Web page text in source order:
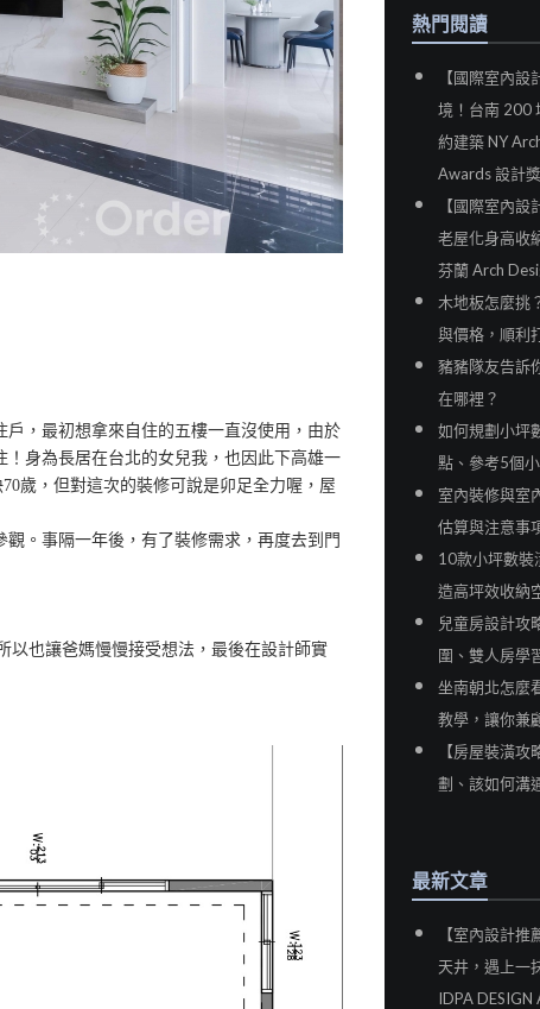
，最初想拿來自住的五樓一直沒使用，由於
身為長居在台北的女兒我，也因此下高雄一
歲，但對這次的裝修可說是卯足全力喔，屋
。事隔一年後，有了裝修需求，再度去到門
以也讓爸媽慢慢接受想法，最後在設計師實
熱門閱讀
【國際室內
境！台南 200
約建築 NY
Awards 設計獎
【國際室內
老屋化身高收
芬蘭 Arch
木地板怎麼挑
與價格，順利
豬豬隊友告訴
在哪裡？
如何規劃小坪
點、參考5個
室內裝修與室
估算與注意事
10款小坪數裝
造高坪效收納
兒童房設計攻
圍、雙人房學
坐南朝北怎麼
教學，讓你兼
【房屋裝潢
劃、該如何溝
最新文章
【室內設計
天井，遇上一
IDPA